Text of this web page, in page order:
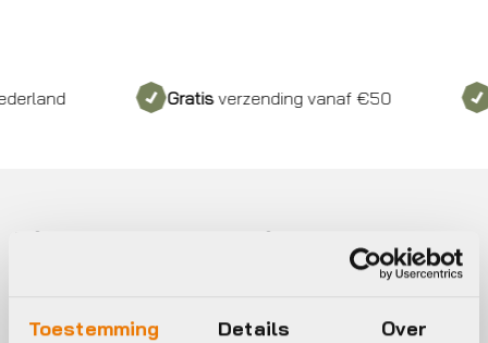
Toestemming Details Over
Gratisverzending vanaf €50
Fiets onderkleding kopen
is de basis van je outfit! Onderkleding is gemaakt om de